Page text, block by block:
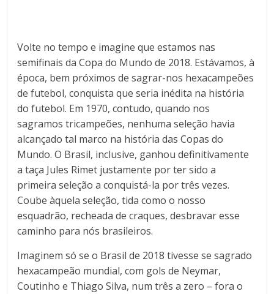
Volte no tempo e imagine que estamos nas
semifinais da Copa do Mundo de 2018. Estávamos, à
época, bem próximos de sagrar-nos hexacampeões
de futebol, conquista que seria inédita na história
do futebol. Em 1970, contudo, quando nos
sagramos tricampeões, nenhuma seleção havia
alcançado tal marco na história das Copas do
Mundo. O Brasil, inclusive, ganhou definitivamente
a taça Jules Rimet justamente por ter sido a
primeira seleção a conquistá-la por três vezes.
Coube àquela seleção, tida como o nosso
esquadrão, recheada de craques, desbravar esse
caminho para nós brasileiros.
Imaginem só se o Brasil de 2018 tivesse se sagrado
hexacampeão mundial, com gols de Neymar,
Coutinho e Thiago Silva, num três a zero – fora o